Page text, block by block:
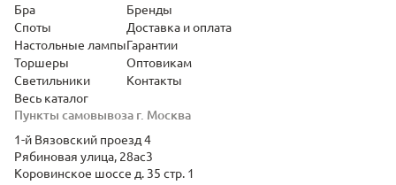
Пункты самовывоза г. Москва
1-й Вязовский проезд 4
Рябиновая улица, 28ас3
Коровинское шоссе д. 35 стр. 1
Бра
Споты
Настольные лампы
Торшеры
Светильники
Весь каталог
Бренды
Доставка и оплата
Гарантии
Оптовикам
Контакты